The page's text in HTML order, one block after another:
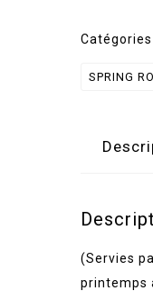
-
Catégories
SPRING
(Servies
printemps